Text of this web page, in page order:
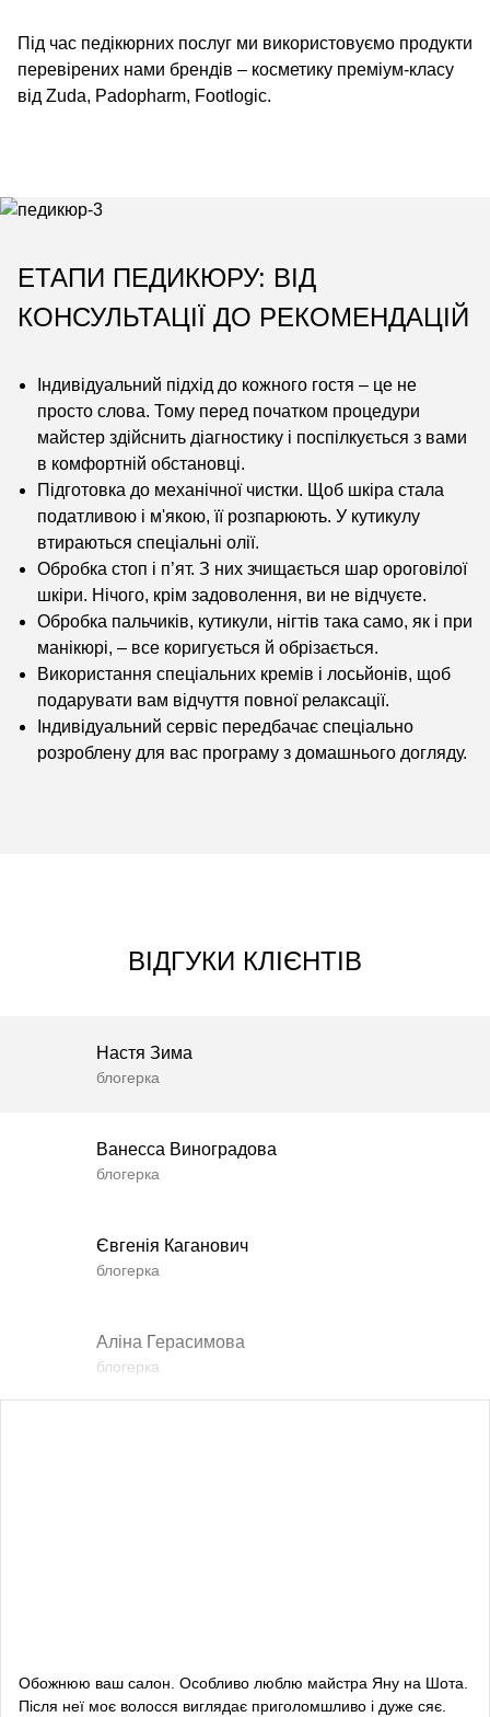
Під час педікюрних послуг ми використовуємо продукти
перевірених нами брендів – косметику преміум-класу
від Zuda, Padopharm, Footlogic.
ЕТАПИ ПЕДИКЮРУ: ВІД
КОНСУЛЬТАЦІЇ ДО РЕКОМЕНДАЦІЙ
Індивідуальний підхід до кожного гостя – це не
просто слова. Тому перед початком процедури
майстер здійснить діагностику і поспілкується з вами
в комфортній обстановці.
Підготовка до механічної чистки. Щоб шкіра стала
податливою і м'якою, її розпарюють. У кутикулу
втираються спеціальні олії.
Обробка стоп і п’ят. З них зчищається шар ороговілої
шкіри. Нічого, крім задоволення, ви не відчуєте.
Обробка пальчиків, кутикули, нігтів така само, як і при
манікюрі, – все коригується й обрізається.
Використання спеціальних кремів і лосьйонів, щоб
подарувати вам відчуття повної релаксації.
Індивідуальний сервіс передбачає спеціально
розроблену для вас програму з домашнього догляду.
ВІДГУКИ КЛІЄНТІВ
Настя Зима
блогерка
Ванесса Виноградова
блогерка
Євгенія Каганович
блогерка
Аліна Герасимова
блогерка
Обожнюю ваш салон. Особливо люблю майстра Яну на Шота.
Після неї моє волосся виглядає приголомшливо і дуже сяє.